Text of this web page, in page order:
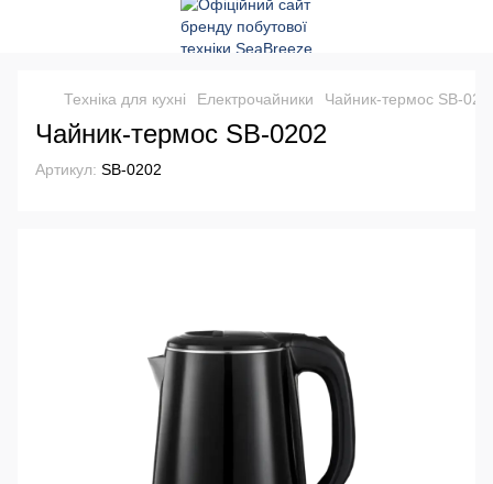
Техніка для кухні Електрочайники Чайник-термос SB-
Чайник-термос SB-0202
Артикул: SB-0202